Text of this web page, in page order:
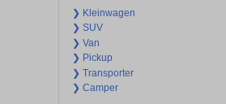
❯ Kleinwagen
❯ SUV
❯ Van
❯ Pickup
❯ Transporter
❯ Camper